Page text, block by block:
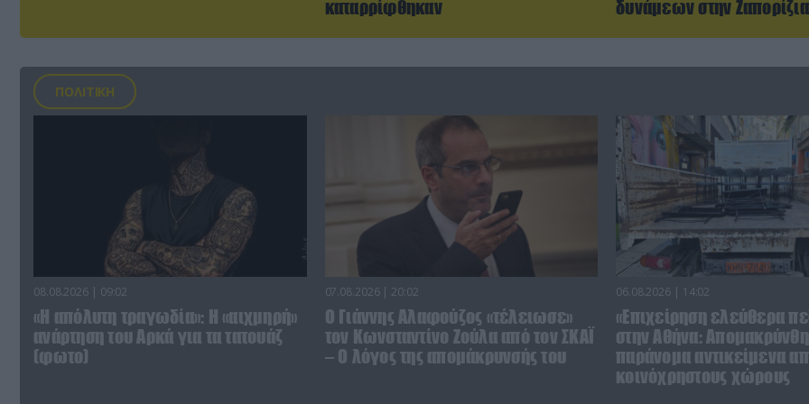
καταρρίφθηκαν
δυνάμεων στην Ζαπορίζια
ΠΟΛΙΤΙΚΗ
08.08.2026 | 09:02
«Η απόλυτη τραγωδία»: Η «αιχμηρή»
ανάρτηση του Αρκά για τα τατουάζ
(φωτο)
07.08.2026 | 20:02
Ο Γιάννης Αλαφούζος «τέλειωσε»
τον Κωνσταντίνο Ζούλα από τον ΣΚΑΪ
– Ο λόγος της απομάκρυνσής του
06.08.2026 | 14:02
«Επιχείρηση ελεύθερα
στην Αθήνα:
παράνομα αντικείμενα
κοινόχρηστους χώρους